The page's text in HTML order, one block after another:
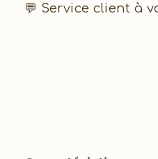
💬 Service client à